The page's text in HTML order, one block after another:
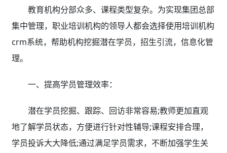
教育机构分部众多、课程类型复杂。为实现集团总部
集中管理，职业培训机构的领导人都会选择使用培训机构
crm系统，帮助机构挖掘潜在学员，招生引流，信息化管
理。
一、提高学员管理效率：
潜在学员挖掘、跟踪、回访非常容易;教师更加直观
地了解学员状态，方便进行针对性辅导;课程安排合理，
学员投诉大大降低;通过满足学员需求，不断加强学生关